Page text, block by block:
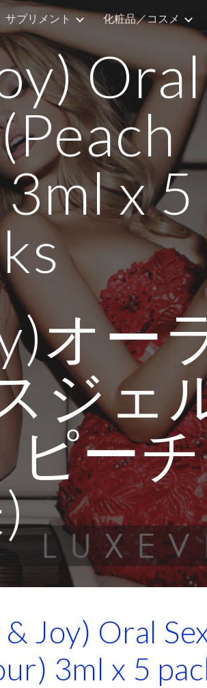
Skip to navigation
サプリメント 化粧品／コスメ
Oral
x 5
オー
ジェ
ピーチ
& Joy) Oral
3ml x 5